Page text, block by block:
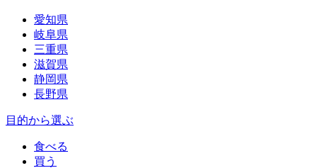
愛知県
岐阜県
三重県
滋賀県
静岡県
長野県
目的から選ぶ
食べる
買う